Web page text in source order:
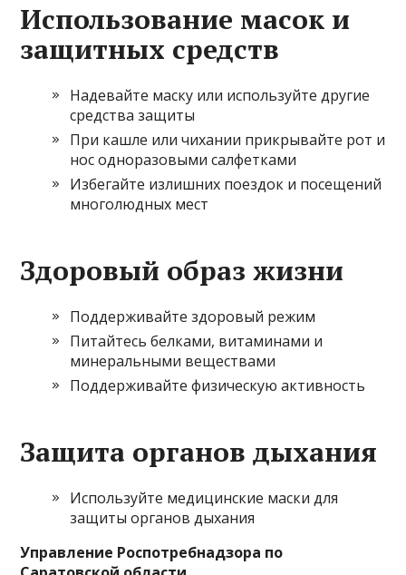
Использование масок и
защитных средств
Надевайте маску или используйте другие
средства защиты
При кашле или чихании прикрывайте рот и
нос одноразовыми салфетками
Избегайте излишних поездок и посещений
многолюдных мест
Здоровый образ жизни
Поддерживайте здоровый режим
Питайтесь белками, витаминами и
минеральными веществами
Поддерживайте физическую активность
Защита органов дыхания
Используйте медицинские маски для
защиты органов дыхания
Управление Роспотребнадзора по